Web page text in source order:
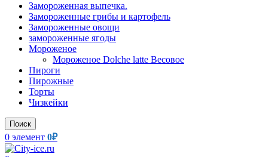
Замороженная выпечка.
Замороженные грибы и картофель
Замороженные овощи
замороженные ягоды
Мороженое
Мороженое Dolche latte Весовое
Пироги
Пирожные
Торты
Чизкейки
Поиск
0 элемент 0₽